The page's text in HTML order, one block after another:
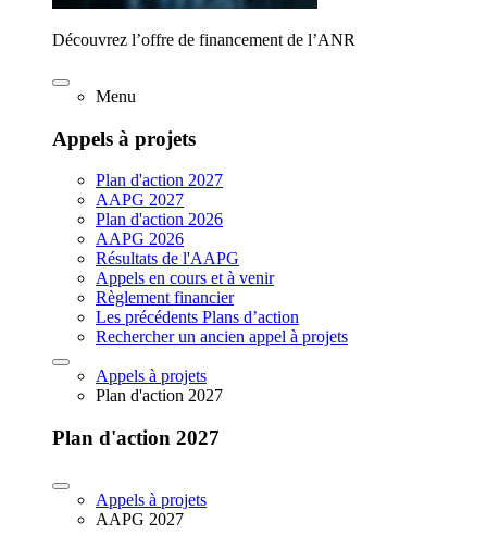
Découvrez l’offre de financement de l’ANR
Menu
Appels à projets
Plan d'action 2027
AAPG 2027
Plan d'action 2026
AAPG 2026
Résultats de l'AAPG
Appels en cours et à venir
Règlement financier
Les précédents Plans d’action
Rechercher un ancien appel à projets
Appels à projets
Plan d'action 2027
Plan d'action 2027
Appels à projets
AAPG 2027